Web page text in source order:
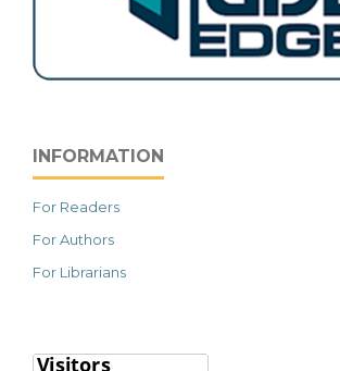
INFORMATION
For Readers
For Authors
For Librarians